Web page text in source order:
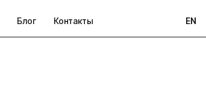
EN
Контакты
Блог